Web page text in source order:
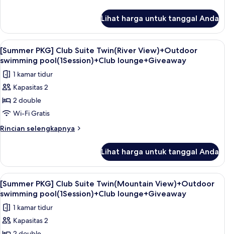
pool(1Session)+Pool
BAR+Giveaway
[Summer
PKG]
Deluxe
Twin(River
View)+Outdoor
swimming
pool(1Session)+Pool
BAR+Giveaway
Lihat harga untuk tanggal Anda
Lihat
semua
foto
untuk
[Summer
PKG]
Club
Suite
swimming
pool(1Session)+Club
lounge+Giveaway
Seprai premium, minibar, brankas,
8
[Summer PKG] Club Suite Twin(River View)+Outdoor
swimming pool(1Session)+Club lounge+Giveaway
1 kamar tidur
Kapasitas 2
2 double
Wi-Fi Gratis
Rincian selengkapnya
Rincian
[Summer
PKG]
Club
Suite
Twin(River
View)+Outdoor
swimming
pool(1Session)+Club
Lihat harga untuk tanggal Anda
Lihat
semua
foto
untuk
[Summer
Seprai premium, minibar, brankas,
8
[Summer PKG] Club Suite Twin(Mountain View)+Outdoor
swimming pool(1Session)+Club lounge+Giveaway
1 kamar tidur
Kapasitas 2